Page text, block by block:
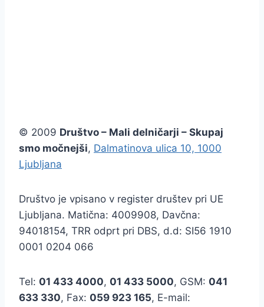
© 2009 Društvo – Mali delničarji – Skupaj
smo močnejši, Dalmatinova ulica 10, 1000
Ljubljana
Društvo je vpisano v register društev pri UE
Ljubljana. Matična: 4009908, Davčna:
94018154, TRR odprt pri DBS, d.d: SI56 1910
0001 0204 066
Tel: 01 433 4000, 01 433 5000, GSM: 041
633 330, Fax: 059 923 165, E-mail: